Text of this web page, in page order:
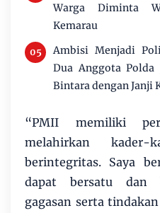
Warga Diminta
Kemarau
Ambisi Menjadi
Dua Anggota
Bintara dengan Janji
“PMII memiliki
melahirkan kader-
berintegritas. Saya
dapat bersatu dan
gagasan serta